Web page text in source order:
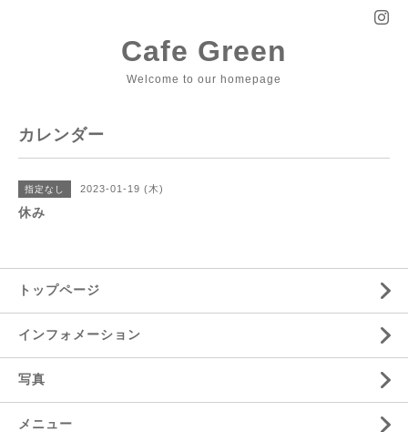
Cafe Green
Welcome to our homepage
カレンダー
指定なし 2023-01-19 (木)
休み
トップページ
インフォメーション
写真
メニュー